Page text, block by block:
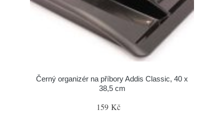
Černý organizér na příbory Addis Classic, 40 x
38,5 cm
159 Kč